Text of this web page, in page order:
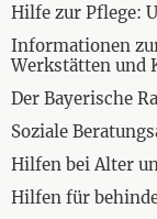
Hilfe zur Pflege:
Informationen
Werkstätten und
Der Bayerische
Soziale
Hilfen bei Alter
Hilfen für